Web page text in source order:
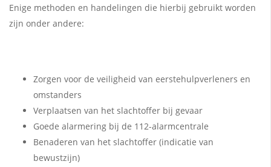
Enige methoden en handelingen die hierbij gebruikt worden
zijn onder andere:
Zorgen voor de veiligheid van eerstehulpverleners en
omstanders
Verplaatsen van het slachtoffer bij gevaar
Goede alarmering bij de 112-alarmcentrale
Benaderen van het slachtoffer (indicatie van
bewustzijn)